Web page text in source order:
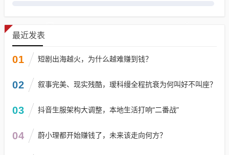
最近发表
01 短剧出海越火，为什么越难赚到钱？
02 叙事完美、现实残酷，瑷科缦全程抗衰为何叫好不叫座？
03 抖音生服架构大调整，本地生活打响“二番战”
04 蔚小理都开始赚钱了，未来该走向何方？